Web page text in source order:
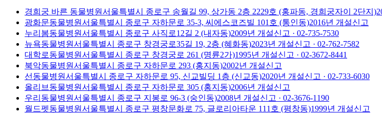
경희궁 바른 동물병원서울특별시 종로구 송월길 99, 상가동 2층 2229호 (홍파동, 경희궁자이 2단지)
광화문동물병원서울특별시 종로구 자하문로 35-3, 씨에스코즈빌 101호 (통인동)2016년 개설신고
누리봄동물병원서울특별시 종로구 사직로12길 2 (내자동)2009년 개설신고 · 02-735-7530
뉴욕동물병원서울특별시 종로구 창경궁로35길 19, 2층 (혜화동)2023년 개설신고 · 02-762-7582
대학로동물병원서울특별시 종로구 창경궁로 261 (명륜2가)1995년 개설신고 · 02-3672-8441
북악동물병원서울특별시 종로구 자하문로 293 (홍지동)2002년 개설신고
선동물병원서울특별시 종로구 자하문로 95, 신교빌딩 1층 (신교동)2020년 개설신고 · 02-733-6030
올리브동물병원서울특별시 종로구 자하문로 305 (홍지동)2006년 개설신고
우리동물병원서울특별시 종로구 지봉로 96-3 (숭인동)2008년 개설신고 · 02-3676-1190
월드펫동물병원서울특별시 종로구 평창문화로 75, 글로리아타운 111호 (평창동)1999년 개설신고